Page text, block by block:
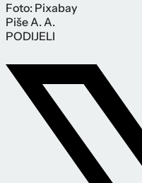
Foto: Pixabay
PišeA. A.
PODIJELI